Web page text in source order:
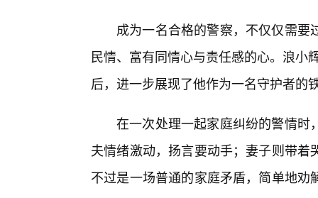
成为一名合格的警察，不仅仅需
民情、富有同情心与责任感的心。浪小
后，进一步展现了他作为一名守护者的
在一次处理一起家庭纠纷的警情时
夫情绪激动，扬言要动手；妻子则带
不过是一场普通的家庭矛盾，简单地